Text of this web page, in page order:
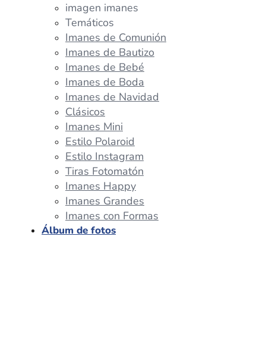
imagen imanes
Temáticos
Imanes de Comunión
Imanes de Bautizo
Imanes de Bebé
Imanes de Boda
Imanes de Navidad
Clásicos
Imanes Mini
Estilo Polaroid
Estilo Instagram
Tiras Fotomatón
Imanes Happy
Imanes Grandes
Imanes con Formas
Álbum de fotos